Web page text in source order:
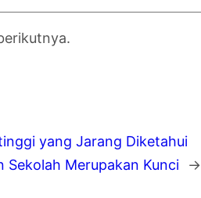
yang Jarang Diketahui
Sekolah Merupakan Kunci →